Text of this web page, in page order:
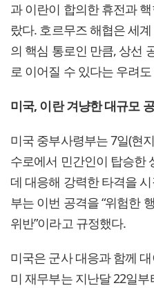
과 이란이 합의한 휴전과
랐다. 호르무즈 해협은 세
의 핵심 통로인 만큼, 상선
로 이어질 수 있다는 우려
미국, 이란 겨냥한 대규모
미국 중부사령부는 7일(현
수로에서 민간인이 탑승한
데 대응해 강력한 타격을
부는 이번 공격을 “위험한
위반”이라고 규정했다.
미국은 군사 대응과 함께
미 재무부는 지난달 22일